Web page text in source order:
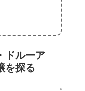
ドルーア
を探る